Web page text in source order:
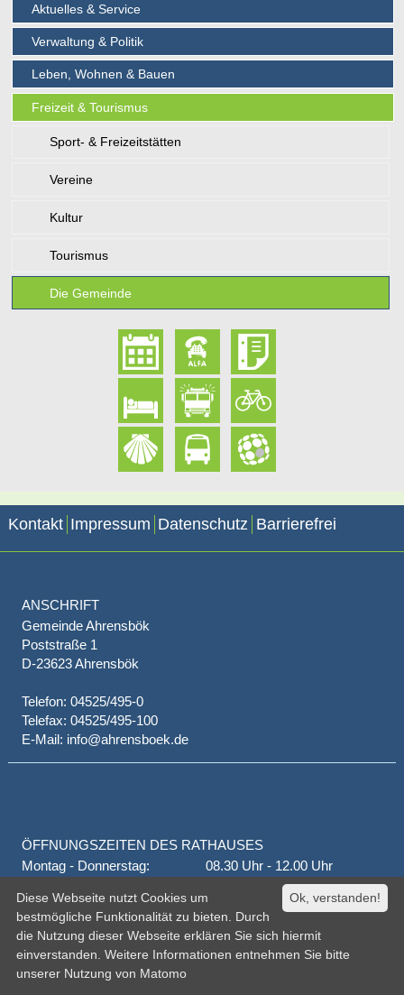
Aktuelles & Service
Verwaltung & Politik
Leben, Wohnen & Bauen
Freizeit & Tourismus
Sport- & Freizeitstätten
Vereine
Kultur
Tourismus
Die Gemeinde
Kontakt Impressum Datenschutz Barrierefrei
ANSCHRIFT
Gemeinde Ahrensbök
Poststraße 1
D-23623 Ahrensbök
Telefon: 04525/495-0
Telefax: 04525/495-100
E-Mail: info@ahrensboek.de
ÖFFNUNGSZEITEN DES RATHAUSES
Montag - Donnerstag:
08.30 Uhr - 12.00 Uhr
14.00 Uhr - 18.00 Uhr
jeden 1. und 3. Montag
16.00 Uhr - 18.00 Uhr
Freitag
geschlossen
oder nach Vereinbarung
Ok, verstanden!
Diese Webseite nutzt Cookies um
bestmögliche Funktionalität zu bieten. Durch
die Nutzung dieser Webseite erklären Sie sich hiermit
einverstanden. Weitere Informationen entnehmen Sie bitte
unserer Nutzung von Matomo